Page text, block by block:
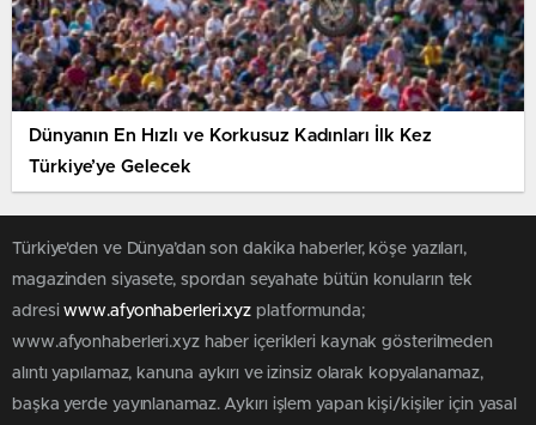
Dünyanın En Hızlı ve Korkusuz Kadınları İlk Kez
Türkiye’ye Gelecek
Türkiye'den ve Dünya’dan son dakika haberler, köşe yazıları,
magazinden siyasete, spordan seyahate bütün konuların tek
adresiwww.afyonhaberleri.xyz platformunda;
www.afyonhaberleri.xyz haber içerikleri kaynak gösterilmeden
alıntı yapılamaz, kanuna aykırı ve izinsiz olarak kopyalanamaz,
başka yerde yayınlanamaz. Aykırı işlem yapan kişi/kişiler için yasal